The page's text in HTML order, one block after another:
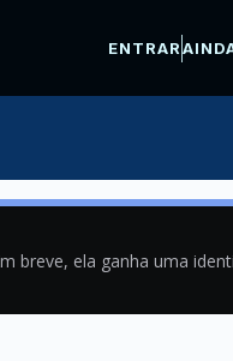
ENTRAR
breve, ela ganha uma